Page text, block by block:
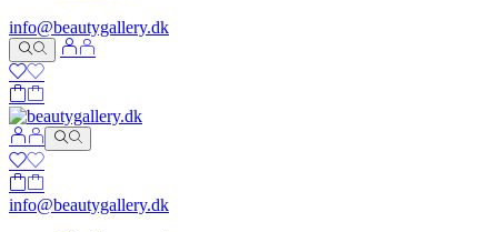
info@beautygallery.dk
info@beautygallery.dk